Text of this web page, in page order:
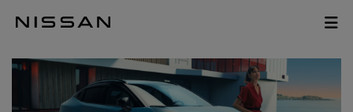
aby
głównych
ROADSHOW